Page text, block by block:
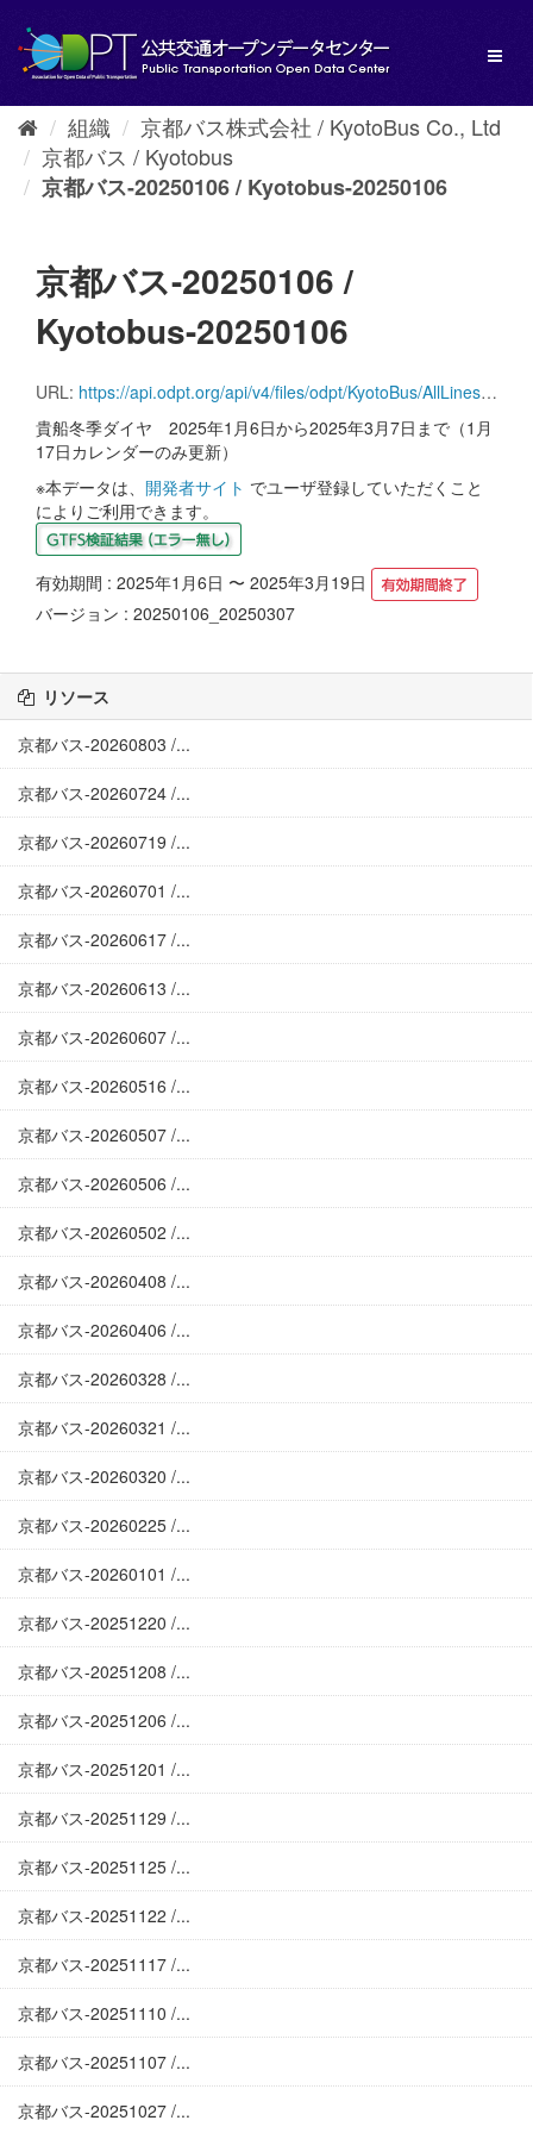
し
組織
京都バス株式会社 / KyotoBus Co., Ltd
京都バス / Kyotobus
京都バス-20250106 / Kyotobus-20250106
京都バス-20250106 /
Kyotobus-20250106
URL: https://api.odpt.org/api/v4/files/odpt/KyotoBus/AllLinesAnotherversion.zip?date=20250106&acl:consumerKey=[アクセストークン/YOUR_ACCESS_TOKEN]
貴船冬季ダイヤ 2025年1月6日から2025年3月7日まで（1月
17日カレンダーのみ更新）
※本データは、 開発者サイト でユーザ登録していただくこと
によりご利用できます。
有効期間 : 2025年1月6日 〜 2025年3月19日
バージョン : 20250106_20250307
リソース
京都バス-20260803 /...
京都バス-20260724 /...
京都バス-20260719 /...
京都バス-20260701 /...
京都バス-20260617 /...
京都バス-20260613 /...
京都バス-20260607 /...
京都バス-20260516 /...
京都バス-20260507 /...
京都バス-20260506 /...
京都バス-20260502 /...
京都バス-20260408 /...
京都バス-20260406 /...
京都バス-20260328 /...
京都バス-20260321 /...
京都バス-20260320 /...
京都バス-20260225 /...
京都バス-20260101 /...
京都バス-20251220 /...
京都バス-20251208 /...
京都バス-20251206 /...
京都バス-20251201 /...
京都バス-20251129 /...
京都バス-20251125 /...
京都バス-20251122 /...
京都バス-20251117 /...
京都バス-20251110 /...
京都バス-20251107 /...
京都バス-20251027 /...